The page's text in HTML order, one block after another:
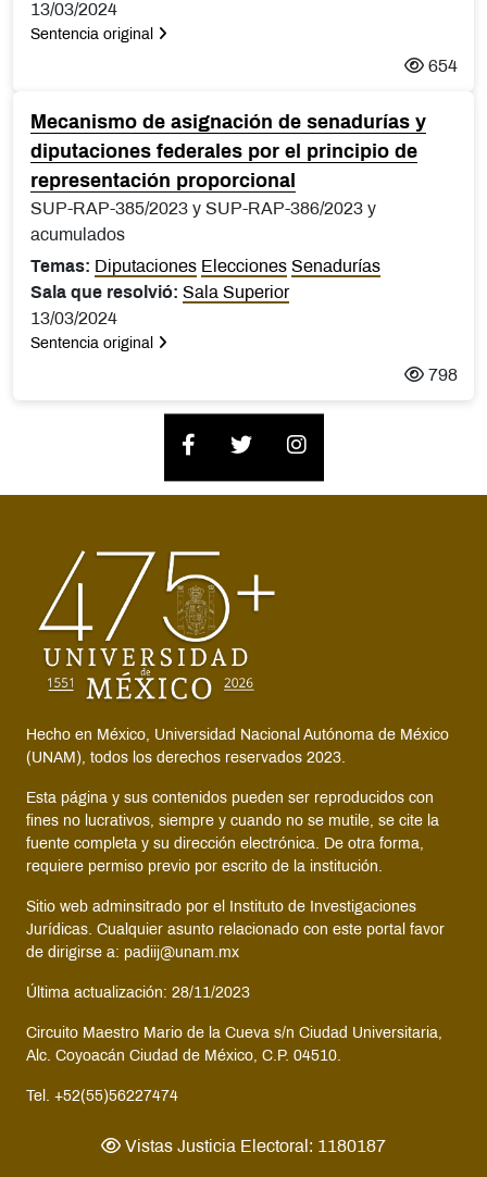
13/03/2024
Sentencia original
654
Mecanismo de asignación de senadurías y
diputaciones federales por el principio de
representación proporcional
SUP-RAP-385/2023 y SUP-RAP-386/2023 y
acumulados
Temas:
Diputaciones Elecciones Senadurías
Sala que resolvió: Sala Superior
13/03/2024
Sentencia original
798
Hecho en México, Universidad Nacional Autónoma de México
(UNAM), todos los derechos reservados 2023.
Esta página y sus contenidos pueden ser reproducidos con
fines no lucrativos, siempre y cuando no se mutile, se cite la
fuente completa y su dirección electrónica. De otra forma,
requiere permiso previo por escrito de la institución.
Sitio web adminsitrado por el Instituto de Investigaciones
Jurídicas. Cualquier asunto relacionado con este portal favor
de dirigirse a: padiij@unam.mx
Última actualización: 28/11/2023
Circuito Maestro Mario de la Cueva s/n Ciudad Universitaria,
Alc. Coyoacán Ciudad de México, C.P. 04510.
Tel. +52(55)56227474
Vistas Justicia Electoral: 1180187